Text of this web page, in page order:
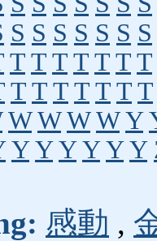
S S S S S S S
T T T T T T T
T T T T T T T
W W W W Y
Y Y Y Y Y Y
感動 ,